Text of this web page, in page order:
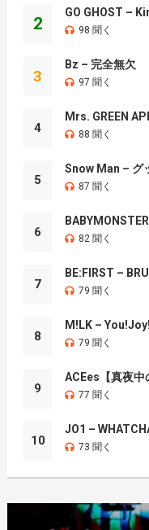
2
GO GHOST –
98 聞く
3
Bz – 完全無欠
97 聞く
4
Mrs. GREEN
88 聞く
5
Snow Man – グ
87 聞く
6 82 聞く
7
BE:FIRST –
79 聞く
8
M!LK –
79 聞く
9
ACEes【真夜中
77 聞く
10
JO1 –
73 聞く